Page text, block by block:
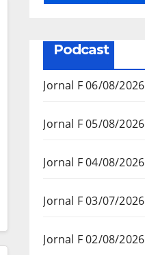
Podcast
Jornal F 06/08/2026
Jornal F 05/08/2026
Jornal F 04/08/2026
Jornal F 03/07/2026
Jornal F 02/08/2026